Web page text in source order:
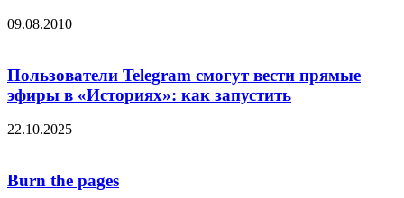
09.08.2010
Пользователи Telegram смогут вести прямые
эфиры в «Историях»: как запустить
22.10.2025
Burn the pages